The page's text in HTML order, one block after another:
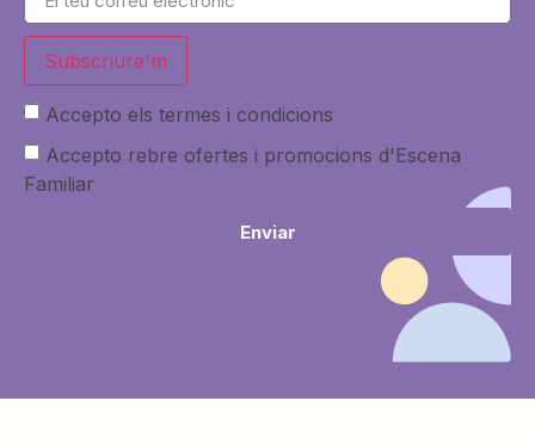
Subscriure'm
Accepto els termes i condicions
Accepto rebre ofertes i promocions d'Escena
Familiar
Enviar